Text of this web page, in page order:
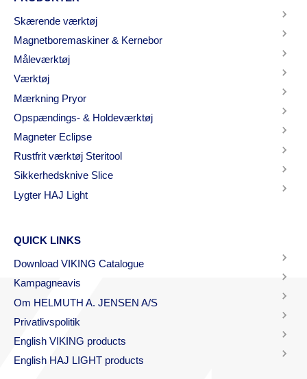
Skærende værktøj
Magnetboremaskiner & Kernebor
Måleværktøj
Værktøj
Mærkning Pryor
Opspændings- & Holdeværktøj
Magneter Eclipse
Rustfrit værktøj Steritool
Sikkerhedsknive Slice
Lygter HAJ Light
QUICK LINKS
Download VIKING Catalogue
Kampagneavis
Om HELMUTH A. JENSEN A/S
Privatlivspolitik
English VIKING products
English HAJ LIGHT products